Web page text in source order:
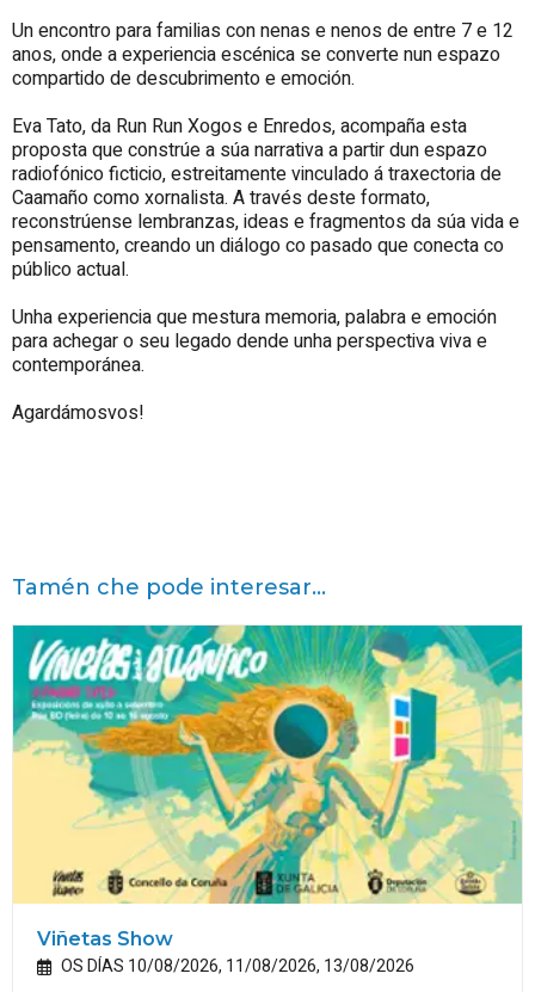
Un encontro para familias con nenas e nenos de entre 7 e 12
anos, onde a experiencia escénica se converte nun espazo
compartido de descubrimento e emoción.
Eva Tato, da Run Run Xogos e Enredos, acompaña esta
proposta que constrúe a súa narrativa a partir dun espazo
radiofónico ficticio, estreitamente vinculado á traxectoria de
Caamaño como xornalista. A través deste formato,
reconstrúense lembranzas, ideas e fragmentos da súa vida e
pensamento, creando un diálogo co pasado que conecta co
público actual.
Unha experiencia que mestura memoria, palabra e emoción
para achegar o seu legado dende unha perspectiva viva e
contemporánea.
Agardámosvos!
Tamén che pode interesar...
Viñetas Show
OS DÍAS 10/08/2026, 11/08/2026, 13/08/2026